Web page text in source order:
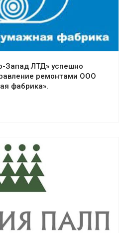
проект
Запад ЛТД» успешно
ремонтами ООО
фабрика».
проект